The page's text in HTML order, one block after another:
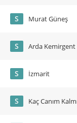
S Murat Güneş
S Arda Kemirgent
S İzmarit
S Kaç Canım